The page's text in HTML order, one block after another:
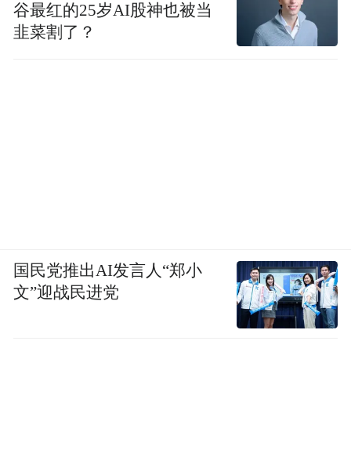
谷最红的25岁AI股神也被当
韭菜割了？
国民党推出AI发言人“郑小
文”迎战民进党